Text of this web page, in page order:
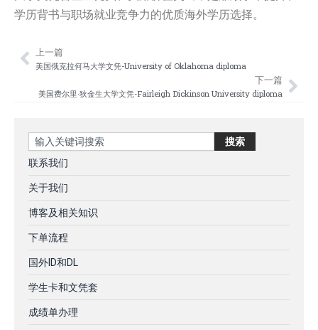
学历背书与职场就业竞争力的优质海外学历选择。
Prev
上一篇
美国俄克拉何马大学文凭-University of Oklahoma diploma
下一篇
美国费尔里·狄金生大学文凭-Fairleigh Dickinson University diploma
Search 搜索
联系我们
关于我们
博客及相关知识
下单流程
国外ID和DL
学生卡和文凭套
成绩单办理